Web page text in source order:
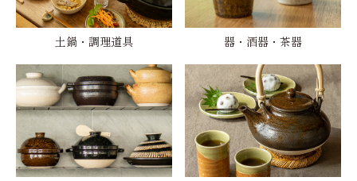
土鍋・調理道具 器・酒器・茶器